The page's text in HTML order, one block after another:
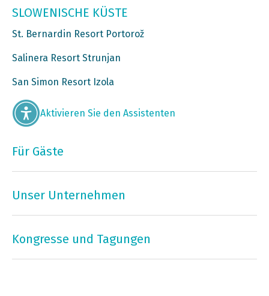
SLOWENISCHE KÜSTE
St. Bernardin Resort Portorož
Salinera Resort Strunjan
San Simon Resort Izola
Aktivieren Sie den Assistenten
Für Gäste
Unser Unternehmen
Kongresse und Tagungen